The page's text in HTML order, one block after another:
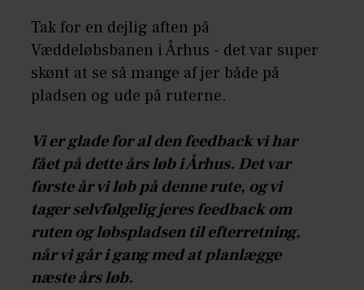
Tak for en dejlig aften på
Væddeløbsbanen i Århus - det var super
skønt at se så mange af jer både på
pladsen og ude på ruterne.
Vi er glade for al den feedback vi har
fået på dette års løb i Århus. Det var
første år vi løb på denne rute, og vi
tager selvfølgelig jeres feedback om
ruten og løbspladsen til efterretning,
når vi går i gang med at planlægge
næste års løb.